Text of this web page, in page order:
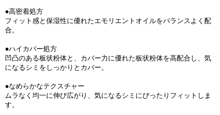
●高密着処方
フィット感と保湿性に優れたエモリエントオイルをバランスよく配
合。
●ハイカバー処方
凹凸のある板状粉体と、カバー力に優れた板状粉体を高配合し、気
になるシミをしっかりとカバー。
●なめらかなテクスチャー
ムラなく均一に伸び広がり、気になるシミにぴったりフィットしま
す。